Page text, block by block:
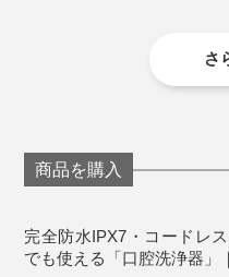
いつもの歯磨きだけでは
では。
るので、お風呂場で使う
洗浄をはじめてから最大
ます（水流がソフト洗浄
だに、すぐ水がなくなっ
タンクに水を注いで、く
『APIYOO』を使うよう
でとれる、ねっとりした
撮影で忙しい日などは、
って、フロスに白いねと
さい。ただし、出血
本体サイズ：（約）最
重さ：約265g
消費電力：5W
さ
商品を購入
完全防水IPX7・コードレ
でも使える「口腔洗浄器」